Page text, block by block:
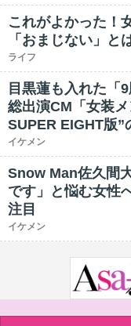
これがよかった！
「おまじない」と
ライフ
目黒蓮も入れた「
総出演CM「女装
SUPER EIGHT版”
イケメン
Snow Man佐久間
です」と悩む女性
注目
イケメン